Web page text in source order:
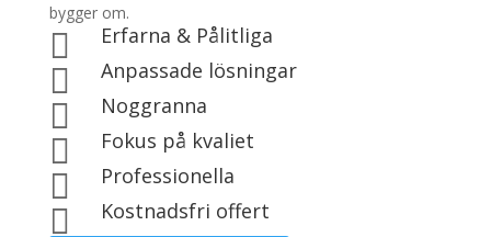
bygger om.
 Erfarna & Pålitliga
 Anpassade lösningar
 Noggranna
 Fokus på kvaliet
 Professionella
 Kostnadsfri offert